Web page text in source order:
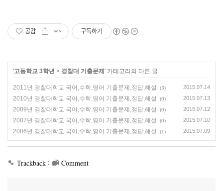
공감 구독하기
'고등학교 3학년 > 경찰대 기출문제 ' 카테고리의 다른 글
2011년 경찰대학교 국어,수학,영어 기출문제,정답,해설 (3) 2015.07.14
2010년 경찰대학교 국어,수학,영어 기출문제,정답,해설 (0) 2015.07.13
2009년 경찰대학교 국어,수학,영어 기출문제,정답,해설 (0) 2015.07.12
2007년 경찰대학교 국어,수학,영어 기출문제,정답,해설 (0) 2015.07.10
2006년 경찰대학교 국어,수학,영어 기출문제,정답,해설 (1) 2015.07.09
Trackback : Comment